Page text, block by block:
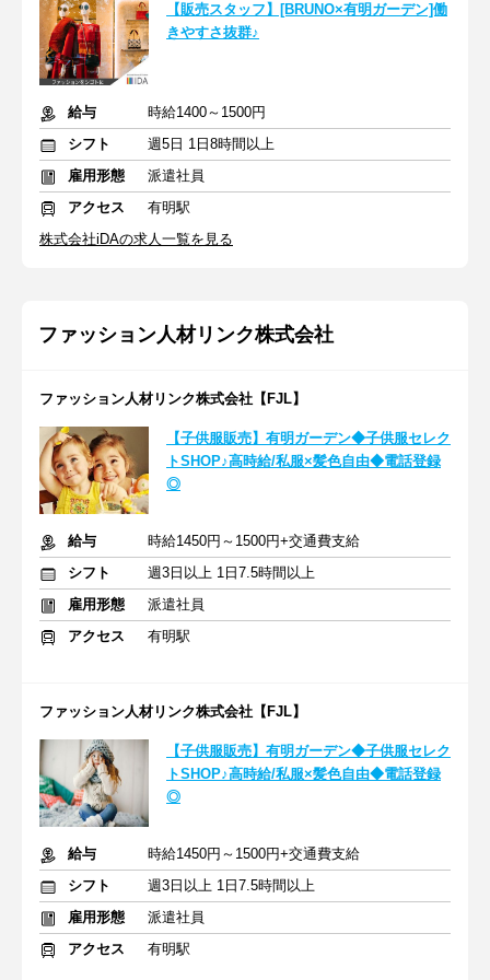
【販売スタッフ】[BRUNO×有明ガーデン]働
きやすさ抜群♪
給与
時給1400～1500円
シフト
週5日 1日8時間以上
雇用形態
派遣社員
アクセス
有明駅
株式会社iDAの求人一覧を見る
ファッション人材リンク株式会社
ファッション人材リンク株式会社【FJL】
【子供服販売】有明ガーデン◆子供服セレク
トSHOP♪高時給/私服×髪色自由◆電話登録
◎
給与
時給1450円～1500円+交通費支給
シフト
週3日以上 1日7.5時間以上
雇用形態
派遣社員
アクセス
有明駅
ファッション人材リンク株式会社【FJL】
【子供服販売】有明ガーデン◆子供服セレク
トSHOP♪高時給/私服×髪色自由◆電話登録
◎
給与
時給1450円～1500円+交通費支給
シフト
週3日以上 1日7.5時間以上
雇用形態
派遣社員
アクセス
有明駅